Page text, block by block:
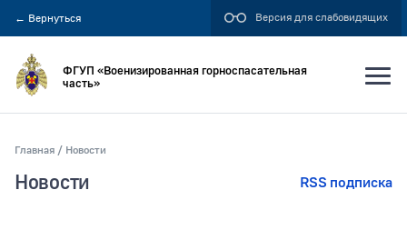
← Вернуться Версия для слабовидящих
Искать по:
ФГУП «Военизированная горноспасательная
часть»
Главная Новости
Новости RSS подписка